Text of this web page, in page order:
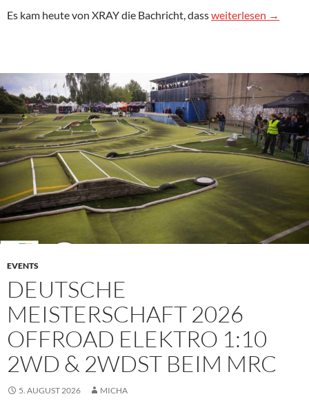
Es kam heute von XRAY die Bachricht, dassUnterschütz im
weiterlesen →
EVENTS
DEUTSCHE
MEISTERSCHAFT 2026
OFFROAD ELEKTRO 1:10
2WD & 2WDST BEIM MRC
5. AUGUST 2026 MICHA